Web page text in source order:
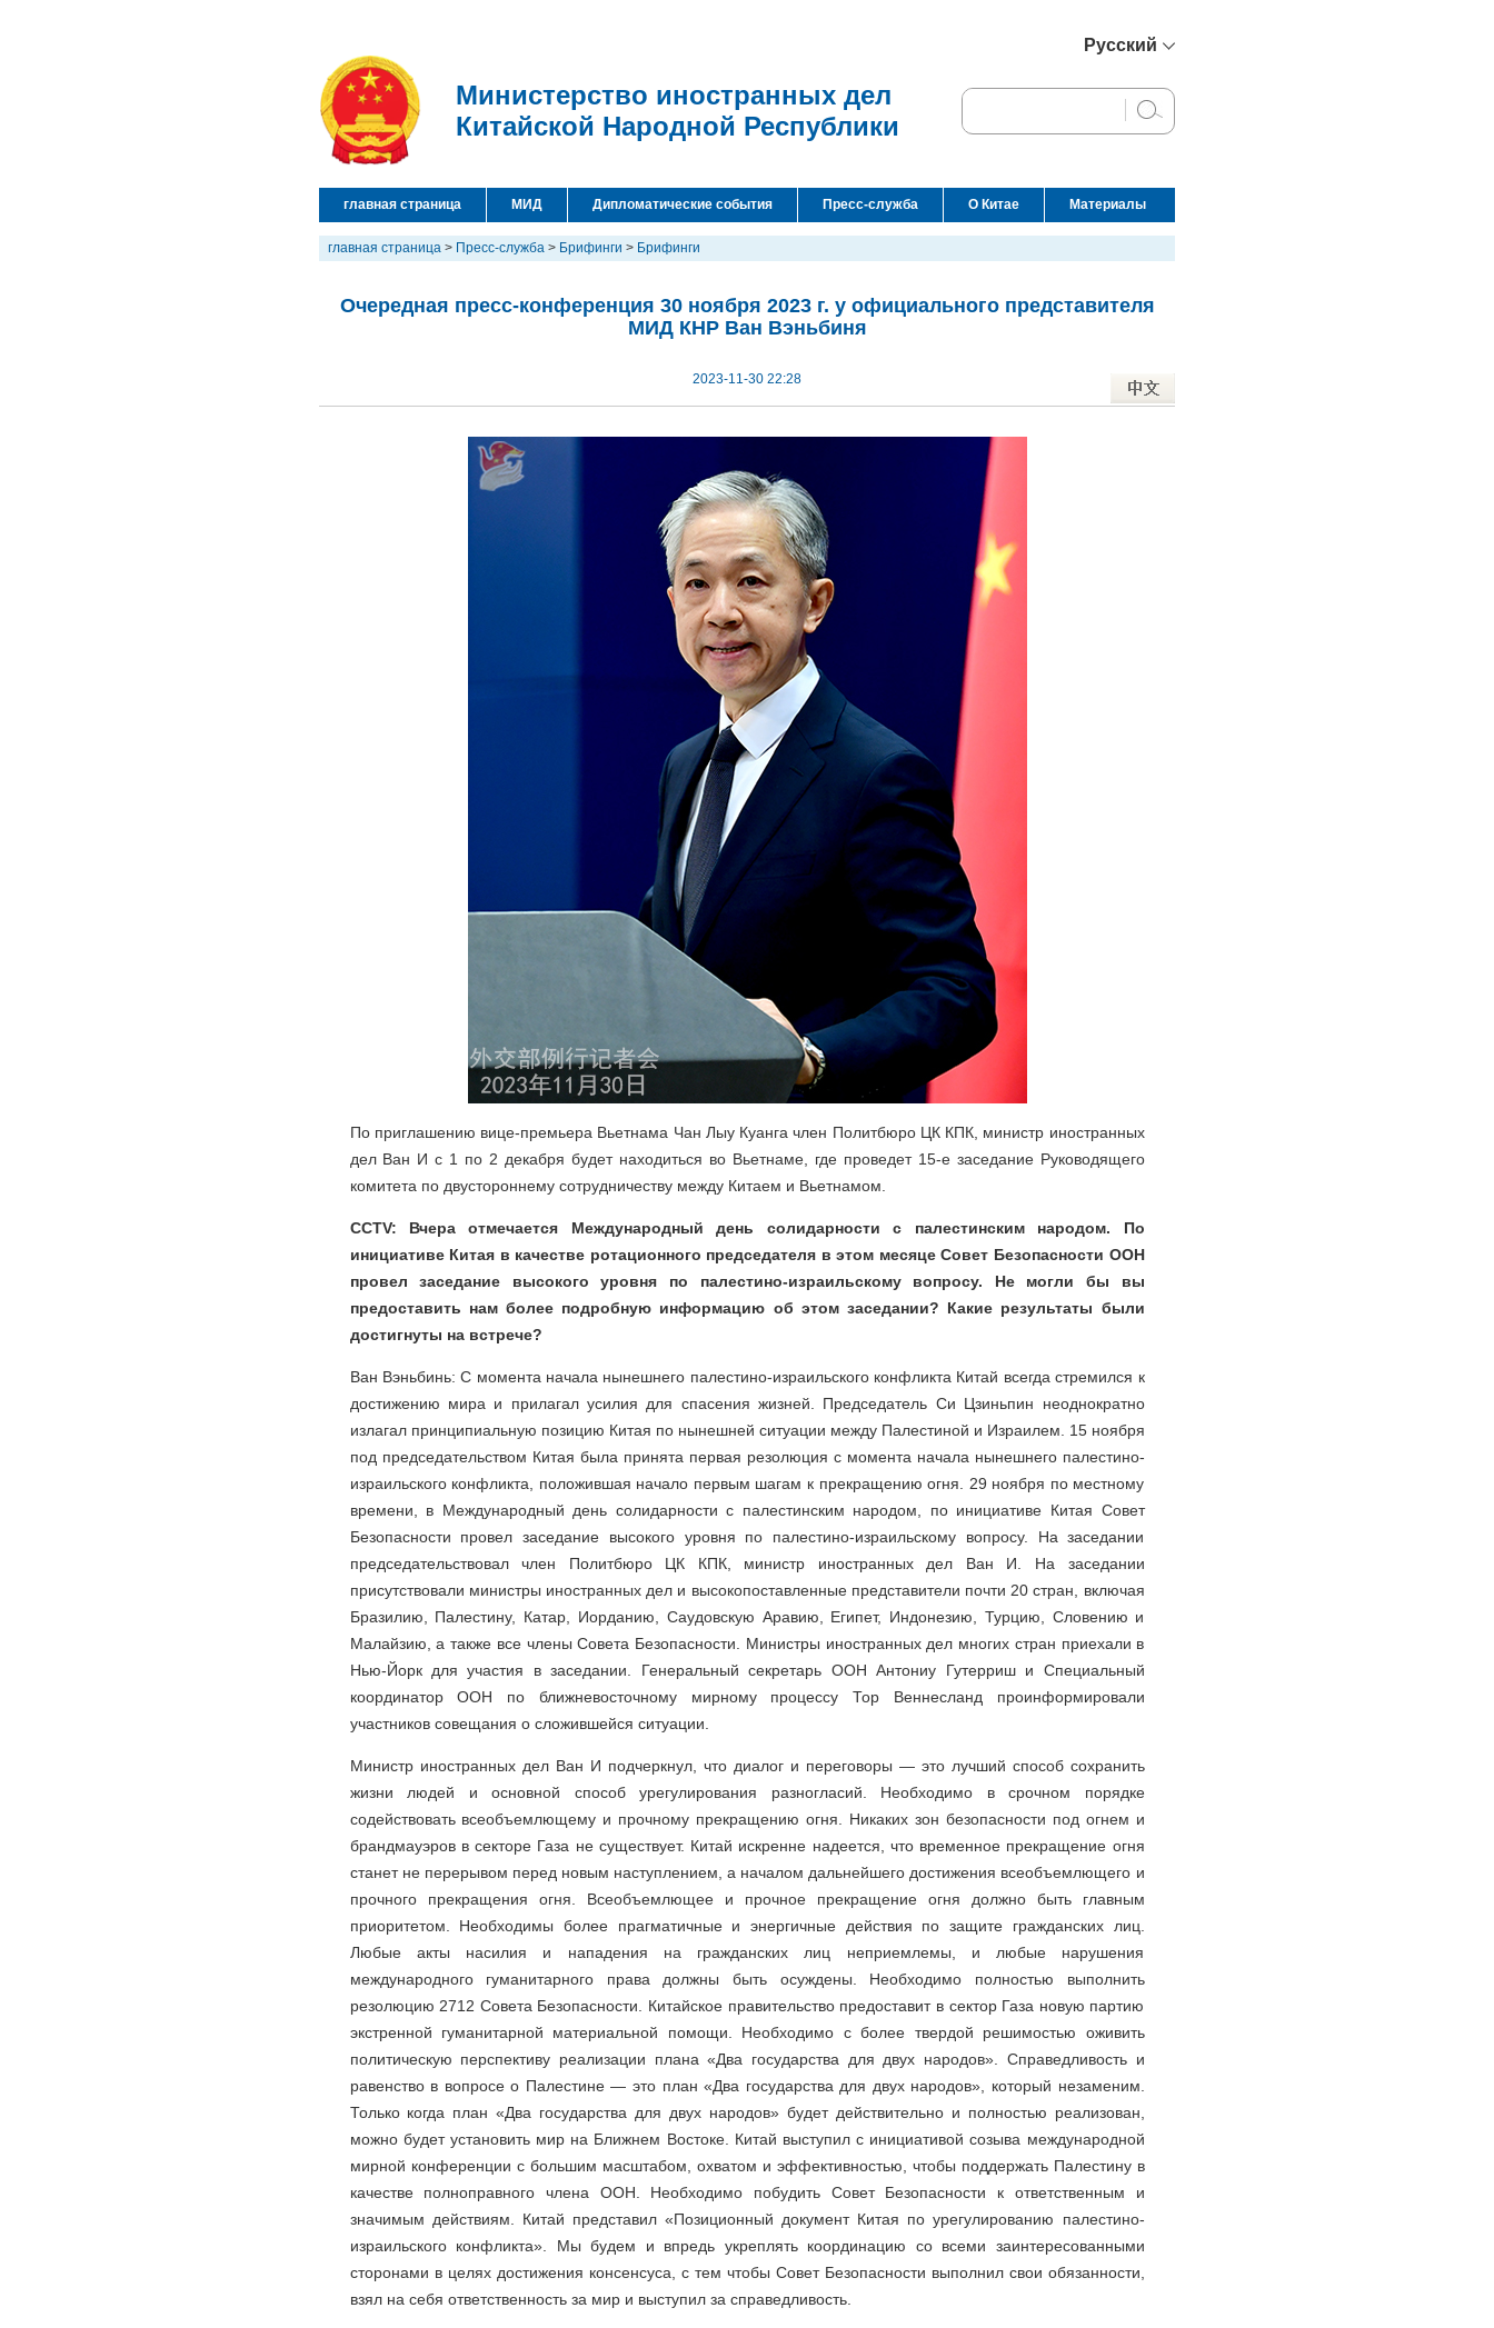
Русский
English
Español
عربي
Министерство иностранных дел
Китайской Народной Республики
главная страница МИД Дипломатические события Пресс-служба О Китае Материалы
главная страница > Пресс-служба > Брифинги > Брифинги
Очередная пресс-конференция 30 ноября 2023 г. у официального представителя
МИД КНР Ван Вэньбиня
2023-11-30 22:28
По приглашению вице-премьера Вьетнама Чан Лыу Куанга член Политбюро ЦК КПК, министр иностранных
дел Ван И с 1 по 2 декабря будет находиться во Вьетнаме, где проведет 15-е заседание Руководящего
комитета по двустороннему сотрудничеству между Китаем и Вьетнамом.
CCTV: Вчера отмечается Международный день солидарности с палестинским народом. По
инициативе Китая в качестве ротационного председателя в этом месяце Совет Безопасности ООН
провел заседание высокого уровня по палестино-израильскому вопросу. Не могли бы вы
предоставить нам более подробную информацию об этом заседании? Какие результаты были
достигнуты на встрече?
Ван Вэньбинь: C момента начала нынешнего палестино-израильского конфликта Китай всегда стремился к
достижению мира и прилагал усилия для спасения жизней. Председатель Си Цзиньпин неоднократно
излагал принципиальную позицию Китая по нынешней ситуации между Палестиной и Израилем. 15 ноября
под председательством Китая была принята первая резолюция с момента начала нынешнего палестино-
израильского конфликта, положившая начало первым шагам к прекращению огня. 29 ноября по местному
времени, в Международный день солидарности с палестинским народом, по инициативе Китая Совет
Безопасности провел заседание высокого уровня по палестино-израильскому вопросу. На заседании
председательствовал член Политбюро ЦК КПК, министр иностранных дел Ван И. На заседании
присутствовали министры иностранных дел и высокопоставленные представители почти 20 стран, включая
Бразилию, Палестину, Катар, Иорданию, Саудовскую Аравию, Египет, Индонезию, Турцию, Словению и
Малайзию, а также все члены Совета Безопасности. Министры иностранных дел многих стран приехали в
Нью-Йорк для участия в заседании. Генеральный секретарь ООН Антониу Гутерриш и Специальный
координатор ООН по ближневосточному мирному процессу Тор Веннесланд проинформировали
участников совещания о сложившейся ситуации.
Министр иностранных дел Ван И подчеркнул, что диалог и переговоры — это лучший способ сохранить
жизни людей и основной способ урегулирования разногласий. Необходимо в срочном порядке
содействовать всеобъемлющему и прочному прекращению огня. Никаких зон безопасности под огнем и
брандмауэров в секторе Газа не существует. Китай искренне надеется, что временное прекращение огня
станет не перерывом перед новым наступлением, а началом дальнейшего достижения всеобъемлющего и
прочного прекращения огня. Всеобъемлющее и прочное прекращение огня должно быть главным
приоритетом. Необходимы более прагматичные и энергичные действия по защите гражданских лиц.
Любые акты насилия и нападения на гражданских лиц неприемлемы, и любые нарушения
международного гуманитарного права должны быть осуждены. Необходимо полностью выполнить
резолюцию 2712 Совета Безопасности. Китайское правительство предоставит в сектор Газа новую партию
экстренной гуманитарной материальной помощи. Необходимо с более твердой решимостью оживить
политическую перспективу реализации плана «Два государства для двух народов». Справедливость и
равенство в вопросе о Палестине — это план «Два государства для двух народов», который незаменим.
Только когда план «Два государства для двух народов» будет действительно и полностью реализован,
можно будет установить мир на Ближнем Востоке. Китай выступил с инициативой созыва международной
мирной конференции с большим масштабом, охватом и эффективностью, чтобы поддержать Палестину в
качестве полноправного члена ООН. Необходимо побудить Совет Безопасности к ответственным и
значимым действиям. Китай представил «Позиционный документ Китая по урегулированию палестино-
израильского конфликта». Мы будем и впредь укреплять координацию со всеми заинтересованными
сторонами в целях достижения консенсуса, с тем чтобы Совет Безопасности выполнил свои обязанности,
взял на себя ответственность за мир и выступил за справедливость.